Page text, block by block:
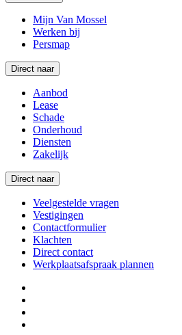
Mijn Van Mossel
Werken bij
Persmap
Direct naar
Aanbod
Lease
Schade
Onderhoud
Diensten
Zakelijk
Direct naar
Veelgestelde vragen
Vestigingen
Contactformulier
Klachten
Direct contact
Werkplaatsafspraak plannen